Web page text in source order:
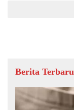
Berita Terbaru